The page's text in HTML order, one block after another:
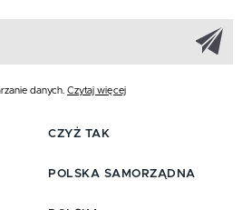
danych. Czytaj więcej
CZYŻ TAK
POLSKA SAMORZĄDNA